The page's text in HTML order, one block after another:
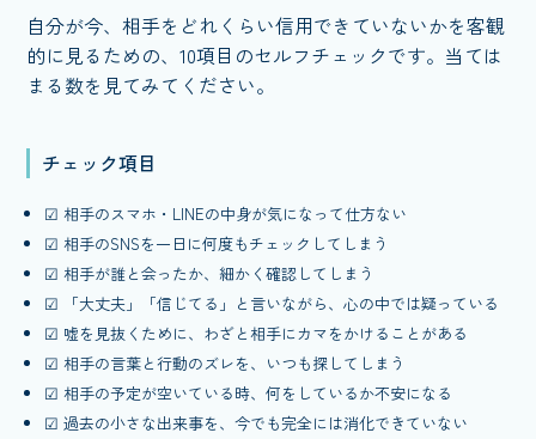
自分が今、相手をどれくらい信用できていないかを客観
的に見るための、10項目のセルフチェックです。当ては
まる数を見てみてください。
チェック項目
☑ 相手のスマホ・LINEの中身が気になって仕方ない
☑ 相手のSNSを一日に何度もチェックしてしまう
☑ 相手が誰と会ったか、細かく確認してしまう
☑ 「大丈夫」「信じてる」と言いながら、心の中では疑っている
☑ 嘘を見抜くために、わざと相手にカマをかけることがある
☑ 相手の言葉と行動のズレを、いつも探してしまう
☑ 相手の予定が空いている時、何をしているか不安になる
☑ 過去の小さな出来事を、今でも完全には消化できていない